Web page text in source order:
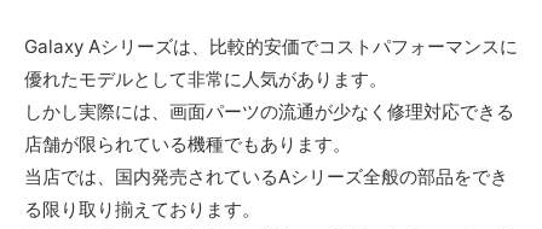
Galaxy Aシリーズは、比較的安価でコストパフォーマンスに
優れたモデルとして非常に人気があります。
しかし実際には、画面パーツの流通が少なく修理対応できる
店舗が限られている機種でもあります。
当店では、国内発売されているAシリーズ全般の部品をでき
る限り取り揃えております。